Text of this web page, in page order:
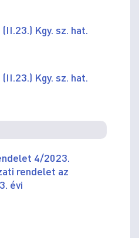
Kgy. sz. hat.
Kgy. sz. hat.
4/2023.
rendelet az
évi